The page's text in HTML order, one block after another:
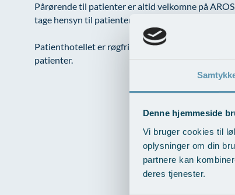
Denne hjemmeside
Vi bruger cookies til
oplysninger om din
partnere kan
deres tjenester.
Pårørende til patienter er altid velkomne på
tage hensyn til patientens tilstand og de øvrige
Patienthotellet er røgfrit – ligesom resten af
patienter.